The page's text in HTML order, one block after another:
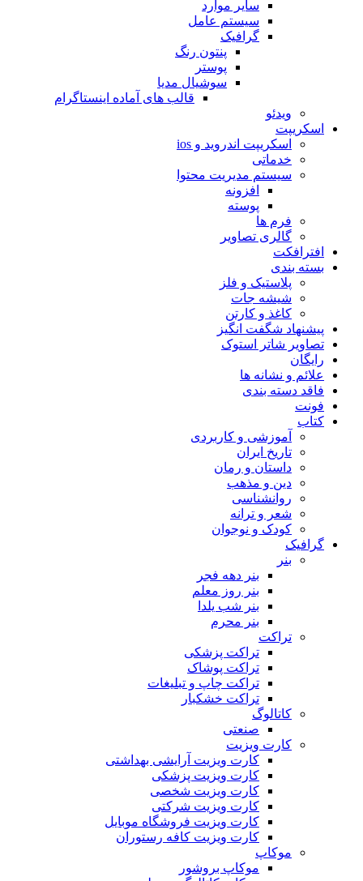
سایر موارد
سیستم عامل
گرافیک
پنتون رنگ
پوستر
سوشیال مدیا
قالب های آماده اینستاگرام
ویدئو
اسکریپت
اسکریپت اندروید و ios
خدماتی
سیستم مدیریت محتوا
افزونه
پوسته
فرم ها
گالری تصاویر
افترافکت
بسته بندی
پلاستیک و فلز
شیشه جات
کاغذ و کارتن
پیشنهاد شگفت انگیز
تصاویر شاتر استوک
رایگان
علائم و نشانه ها
فاقد دسته بندی
فونت
کتاب
آموزشی و کاربردی
تاریخ ایران
داستان و رمان
دین و مذهب
روانشناسی
شعر و ترانه
کودک و نوجوان
گرافیک
بنر
بنر دهه فجر
بنر روز معلم
بنر شب یلدا
بنر محرم
تراکت
تراکت پزشکی
تراکت پوشاک
تراکت چاپ و تبلیغات
تراکت خشکبار
کاتالوگ
صنعتی
کارت ویزیت
کارت ویزیت آرایشی بهداشتی
کارت ویزیت پزشکی
کارت ویزیت شخصی
کارت ویزیت شرکتی
کارت ویزیت فروشگاه موبایل
کارت ویزیت کافه رستوران
موکاپ
موکاپ بروشور